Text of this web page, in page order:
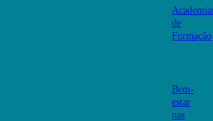
de
Formação
Bem-
estar
nas